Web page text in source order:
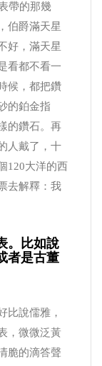
帶的那幾
伯爵滿天星
好，滿天星
看都不看一
候，都把鑽
的鉑金指
的鑽石。再
人戴了，十
120大洋的西
去解釋：我
。比如說
者是古董
比說儒雅，
，微微泛黃
脆的滴答聲